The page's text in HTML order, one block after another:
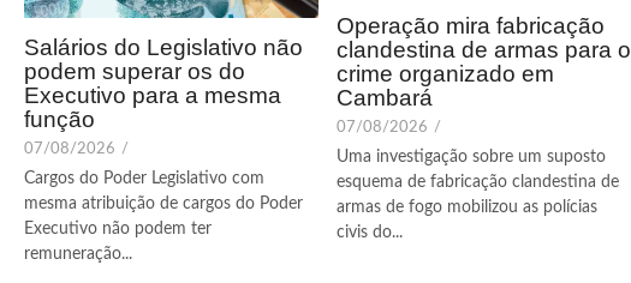
Salários do Legislativo não
podem superar os do
Executivo para a mesma
função
07/08/2026 /
Cargos do Poder Legislativo com
mesma atribuição de cargos do Poder
Executivo não podem ter
remuneração...
Operação mira fabricação
clandestina de armas para o
crime organizado em
Cambará
07/08/2026 /
Uma investigação sobre um suposto
esquema de fabricação clandestina de
armas de fogo mobilizou as polícias
civis do...